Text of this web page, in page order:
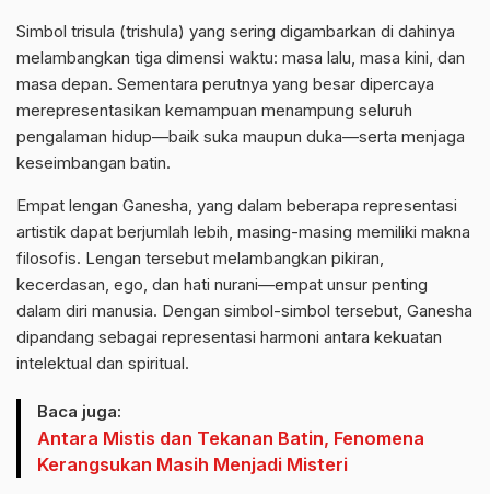
Simbol trisula (trishula) yang sering digambarkan di dahinya
melambangkan tiga dimensi waktu: masa lalu, masa kini, dan
masa depan. Sementara perutnya yang besar dipercaya
merepresentasikan kemampuan menampung seluruh
pengalaman hidup—baik suka maupun duka—serta menjaga
keseimbangan batin.
Empat lengan Ganesha, yang dalam beberapa representasi
artistik dapat berjumlah lebih, masing-masing memiliki makna
filosofis. Lengan tersebut melambangkan pikiran,
kecerdasan, ego, dan hati nurani—empat unsur penting
dalam diri manusia. Dengan simbol-simbol tersebut, Ganesha
dipandang sebagai representasi harmoni antara kekuatan
intelektual dan spiritual.
Baca juga:
Antara Mistis dan Tekanan Batin, Fenomena
Kerangsukan Masih Menjadi Misteri